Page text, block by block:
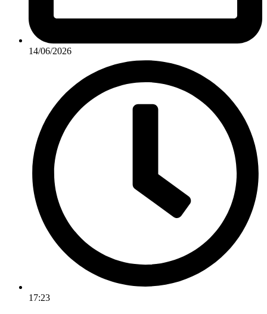
14/06/2026
17:23